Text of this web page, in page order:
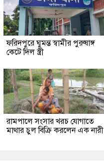
ফরিদপুরে ঘুমন্ত স্বামীর পুরুষাঙ্গ
কেটে দিল স্ত্রী
রামপালে সংসার খরচ যোগাতে
মাথার চুল বিক্রি করলেন এক নারী